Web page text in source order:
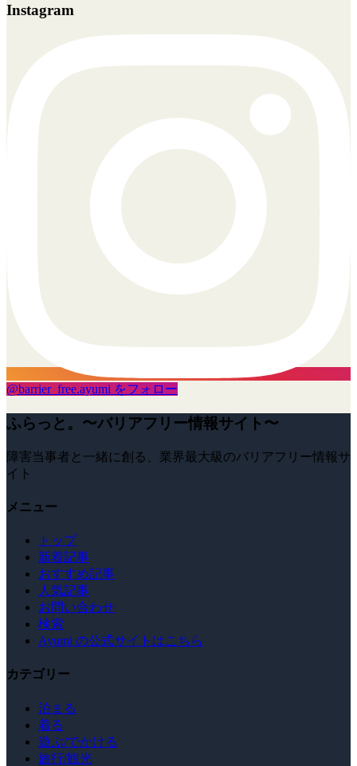
Instagram
@barrier_free.ayumi をフォロー
ふらっと。〜バリアフリー情報サイト〜
障害当事者と一緒に創る、業界最大級のバリアフリー情報サ
イト
メニュー
トップ
新着記事
おすすめ記事
人気記事
お問い合わせ
検索
Ayumi の公式サイトはこちら
カテゴリー
泊まる
着る
遊ぶ/でかける
旅行/観光